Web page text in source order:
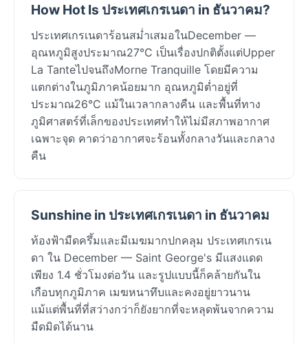
How Hot Is ประเทศเกรเนดา in ธันวาคม?
ประเทศเกรเนดาร้อนสม่ำเสมอในDecember —
อุณหภูมิสูงประมาณ27°C เป็นเรื่องปกติตั้งแต่Upper
La TanteไปจนถึงMorne Tranquille โดยมีความ
แตกต่างในภูมิภาคน้อยมาก อุณหภูมิต่ำอยู่ที่
ประมาณ26°C แม้ในเวลากลางคืน และพื้นที่ทาง
ภูมิศาสตร์ที่เล็กของประเทศทำให้ไม่มีสภาพอากาศ
เฉพาะจุด คาดว่าอากาศจะร้อนทั้งกลางวันและกลาง
คืน
Sunshine in ประเทศเกรเนดา in ธันวาคม
ท้องฟ้ามืดครึ้มและมีเมฆมากปกคลุม ประเทศเกรเน
ดา ใน December — Saint George's มีแสงแดด
เพียง 1.4 ชั่วโมงต่อวัน และรูปแบบนี้ก็คล้ายกันใน
เกือบทุกภูมิภาค เมฆหนาทึบและคงอยู่ยาวนาน
แม้แต่พื้นที่ที่สว่างกว่าก็ยังยากที่จะหลุดพ้นจากความ
มืดมิดได้นาน